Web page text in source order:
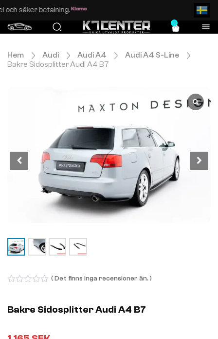
Enkel och säker betalning.
0
Hem Audi Audi A4
Audi A4 S-Line
Bakre Sidosplitter Audi A4 B7
of
5
( Det finns inga recensioner än. )
Bakre Sidosplitter Audi A4 B7